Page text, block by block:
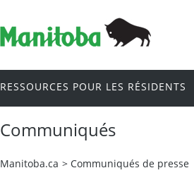
RESSOURCES POUR LES RÉSIDENTS
Communiqués
Manitoba.ca > Communiqués de presse